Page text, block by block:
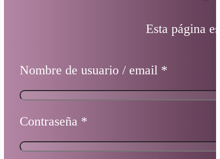
Esta página
Nombre de usuario / email *
Contraseña *